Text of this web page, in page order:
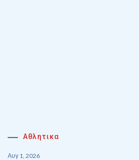
Αθλητικα
Αυγ 1, 2026